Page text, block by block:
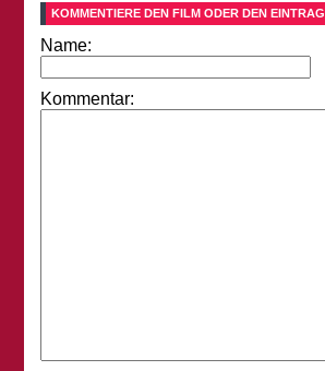
KOMMENTIERE DEN FILM ODER DEN EINTRAG
Name:
Kommentar: